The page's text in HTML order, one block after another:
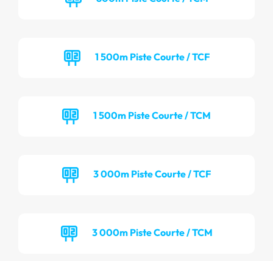
1 500m Piste Courte / TCF
1 500m Piste Courte / TCM
3 000m Piste Courte / TCF
3 000m Piste Courte / TCM